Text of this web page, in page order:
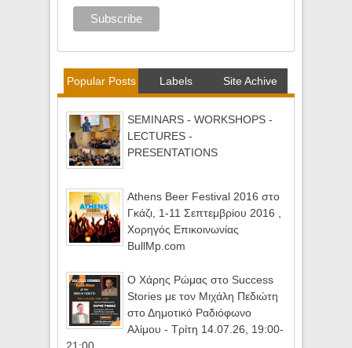
Popular Posts Labels Site Achive
SEMINARS - WORKSHOPS -
LECTURES -
PRESENTATIONS
Athens Beer Festival 2016 στο
Γκάζι, 1-11 Σεπτεμβρίου 2016 ,
Χορηγός Επικοινωνίας
BullMp.com
Ο Χάρης Ρώμας στο Success
Stories με τον Μιχάλη Πεδιώτη
στο Δημοτικό Ραδιόφωνο
Αλίμου - Τρίτη 14.07.26, 19:00-